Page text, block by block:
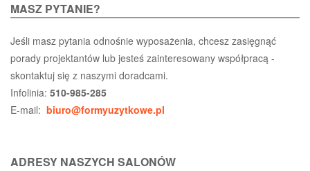
MASZ PYTANIE?
Jeśli masz pytania odnośnie wyposażenia, chcesz zasięgnąć
porady projektantów lub jesteś zainteresowany współpracą -
skontaktuj się z naszymi doradcami.
Infolinia: 510-985-285
E-mail: biuro@formyuzytkowe.pl
ADRESY NASZYCH SALONÓW